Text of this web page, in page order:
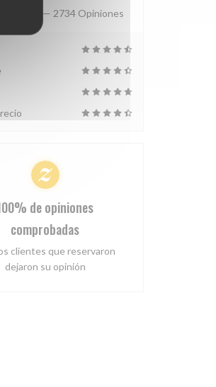
media — 2734 Opiniones
de opiniones
comprobadas
clientes que reservaron
dejaron su opinión